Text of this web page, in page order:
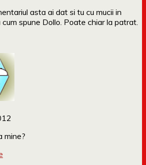
asta ai dat si tu cu mucii in
spune Dollo. Poate chiar la patrat.
mine?